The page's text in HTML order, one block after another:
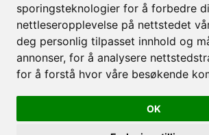
sporingsteknologier for å forbedre
nettleseropplevelse på nettstedet
deg personlig tilpasset innhold og
annonser, for å analysere
for å forstå hvor våre besøkende
OK
6600 Sunndalsøra
post@tredal.com
+47 71698700
org 983 700 322
ROM
Dobbeltrom